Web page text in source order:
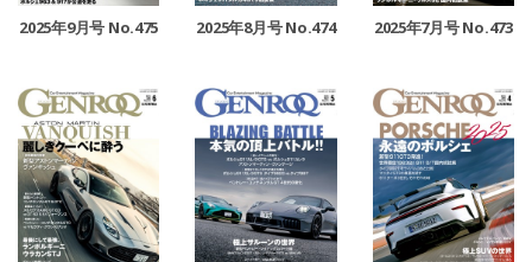
2025年9月号 No.475 2025年8月号 No.474 2025年7月号 No.473